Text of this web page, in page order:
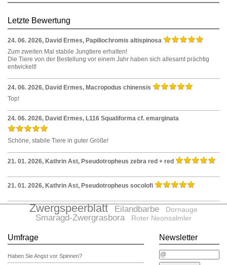
Letzte Bewertung
24. 06. 2026, David Ermes, Papiliochromis altispinosa
Zum zweiten Mal stabile Jungtiere erhalten!
Die Tiere von der Bestellung vor einem Jahr haben sich allesamt prächtig
entwickelt!
24. 06. 2026, David Ermes, Macropodus chinensis
Top!
24. 06. 2026, David Ermes, L116 Squaliforma cf. emarginata
Schöne, stabile Tiere in guter Größe!
21. 01. 2026, Kathrin Ast, Pseudotropheus zebra red + red
21. 01. 2026, Kathrin Ast, Pseudotropheus socolofi
Zwergspeerblatt Eilandbarbe Dornauge
Smaragd-Zwergrasbora Roter Neonsalmler
Umfrage
Haben Sie Angst vor Spinnen?
Newsletter